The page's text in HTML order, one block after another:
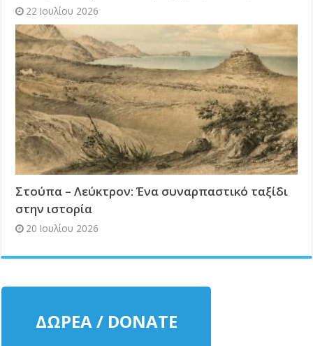
22 Ιουλίου 2026
Στούπα – Λεύκτρον: Ένα συναρπαστικό ταξίδι
στην ιστορία
20 Ιουλίου 2026
ΔΩΡΕΑ / DONATE